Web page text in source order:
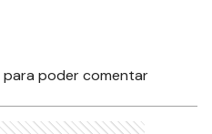
para poder comentar